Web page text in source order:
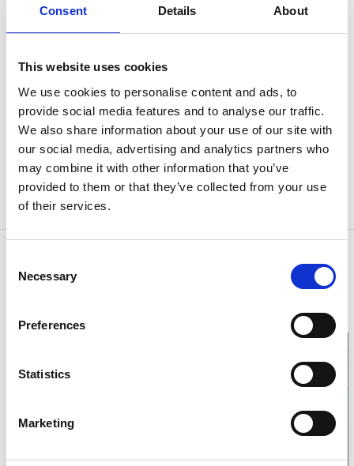
Consent Details About
This website uses cookies
We use cookies to personalise content and ads, to
provide social media features and to analyse our traffic.
We also share information about your use of our site with
our social media, advertising and analytics partners who
may combine it with other information that you’ve
provided to them or that they’ve collected from your use
of their services.
Selection
Necessary
Preferences
Statistics
Marketing
där man träffar nya människor och har kul
Välkommen att hyra Boulebana eller hela hallen.
Hedekas Boulehall erbjuder 4 banor inomhus och 5
banor utomhus. Boulehallen har uppvärmning,
fikarum och toalett.
Bokas hos Lennart Thuresson 070-6831079
SPF Seniorerna Sörbygden
Telefon:070-6831079